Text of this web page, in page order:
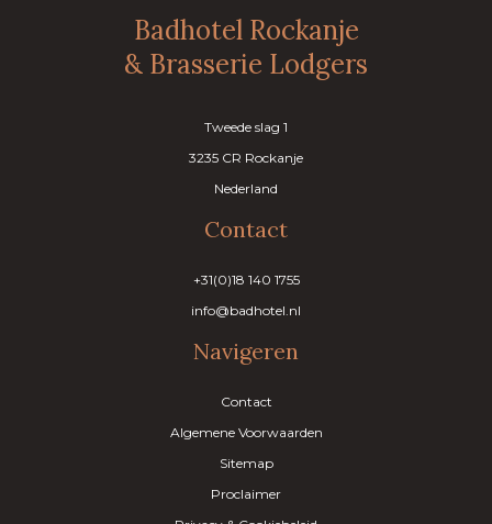
Badhotel Rockanje
& Brasserie Lodgers
Tweede slag 1
3235 CR Rockanje
Nederland
Contact
+31(0)18 140 1755
info@badhotel.nl
Navigeren
Contact
Algemene Voorwaarden
Sitemap
Proclaimer